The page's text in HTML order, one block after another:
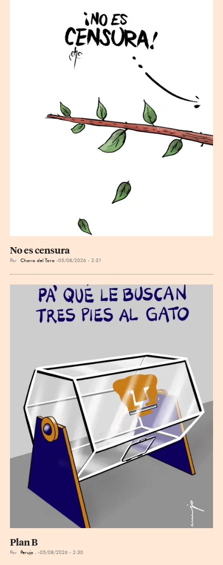
No es censura
Por Chavo del Toro 05/08/2026 - 2:31
Plan B
Por Perujo . 05/08/2026 - 2:30